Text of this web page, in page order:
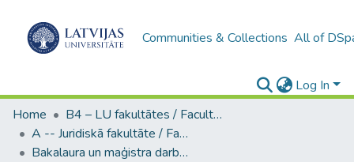
Communities & Collections All of
Log In
Home
B4 – LU fakultātes / Faculties of the UL
A -- Juridiskā fakultāte / Faculty of Law
Bakalaura un maģistra darbi (JF) / Bachelor's and Master's theses